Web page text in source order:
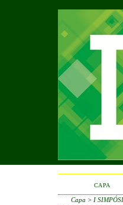
CAPA
Capa > I